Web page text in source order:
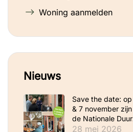
Woning aanmelden
Nieuws
Save the date:
& 7 november
de Nationale
28 mei 2026